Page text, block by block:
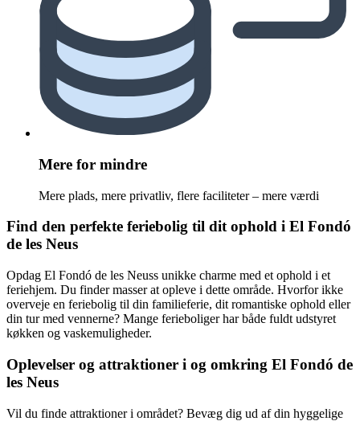
Mere for mindre
Mere plads, mere privatliv, flere faciliteter – mere værdi
Find den perfekte feriebolig til dit ophold i El Fondó
de les Neus
Opdag El Fondó de les Neuss unikke charme med et ophold i et
feriehjem. Du finder masser at opleve i dette område. Hvorfor ikke
overveje en feriebolig til din familieferie, dit romantiske ophold eller
din tur med vennerne? Mange ferieboliger har både fuldt udstyret
køkken og vaskemuligheder.
Oplevelser og attraktioner i og omkring El Fondó de
les Neus
Vil du finde attraktioner i området? Bevæg dig ud af din hyggelige